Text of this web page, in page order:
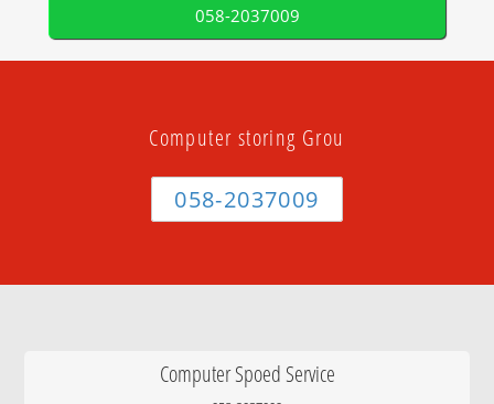
058-2037009
Computer storing Grou
058-2037009
Computer Spoed Service